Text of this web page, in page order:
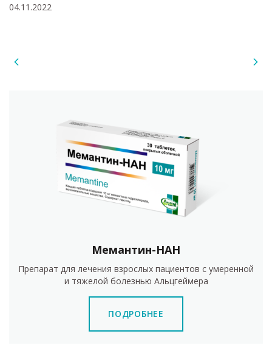
Мемантин-НАН
Препарат для лечения взрослых пациентов с умеренной
и тяжелой болезнью Альцгеймера
ПОДРОБНЕЕ
04.11.2022